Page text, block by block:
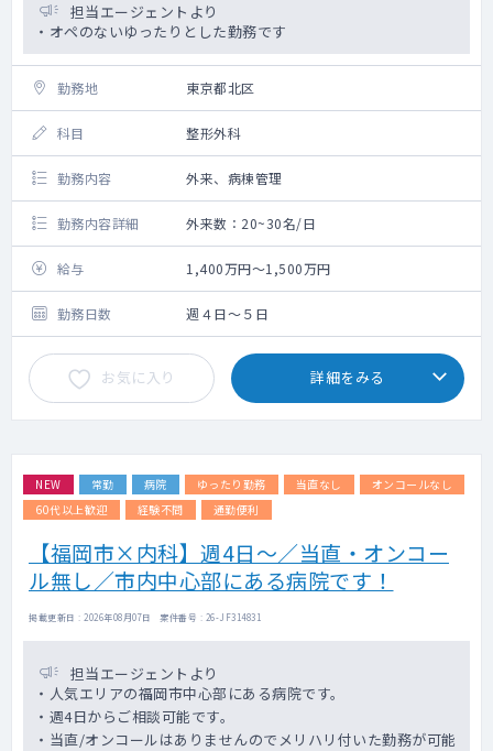
担当エージェントより
・オペのないゆったりとした勤務です
勤務地 東京都北区
科目 整形外科
勤務内容 外来、病棟管理
勤務内容詳細 外来数：20~30名/日
給与 1,400万円～1,500万円
勤務日数 週４日～５日
お気に入り 詳細をみる
NEW 常勤 病院 ゆったり勤務 当直なし
オンコールなし
60代以上歓迎
経験不問 通勤便利
【福岡市×内科】週4日～／当直・オンコー
ル無し／市内中心部にある病院です！
掲載更新日 : 2026年08月07日 案件番号 : 26-JF314831
担当エージェントより
・人気エリアの福岡市中心部にある病院です。
・週4日からご相談可能です。
・当直/オンコールはありませんのでメリハリ付いた勤務が可能